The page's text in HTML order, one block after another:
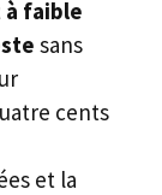
faible
sans
cents
et la